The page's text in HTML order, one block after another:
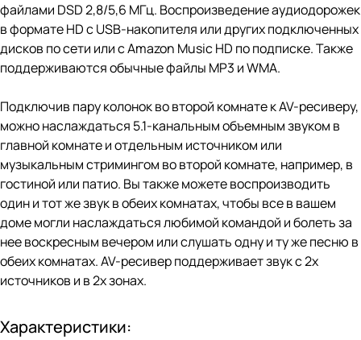
файлами DSD 2,8/5,6 МГц. Воспроизведение аудиодорожек
в формате HD с USB-накопителя или других подключенных
дисков по сети или с Amazon Music HD по подписке. Также
поддерживаются обычные файлы MP3 и WMA.
Подключив пару колонок во второй комнате к AV-ресиверу,
можно наслаждаться 5.1-канальным объемным звуком в
главной комнате и отдельным источником или
музыкальным стримингом во второй комнате, например, в
гостиной или патио. Вы также можете воспроизводить
один и тот же звук в обеих комнатах, чтобы все в вашем
доме могли наслаждаться любимой командой и болеть за
нее воскресным вечером или слушать одну и ту же песню в
обеих комнатах. AV-ресивер поддерживает звук с 2х
источников и в 2х зонах.
Характеристики: